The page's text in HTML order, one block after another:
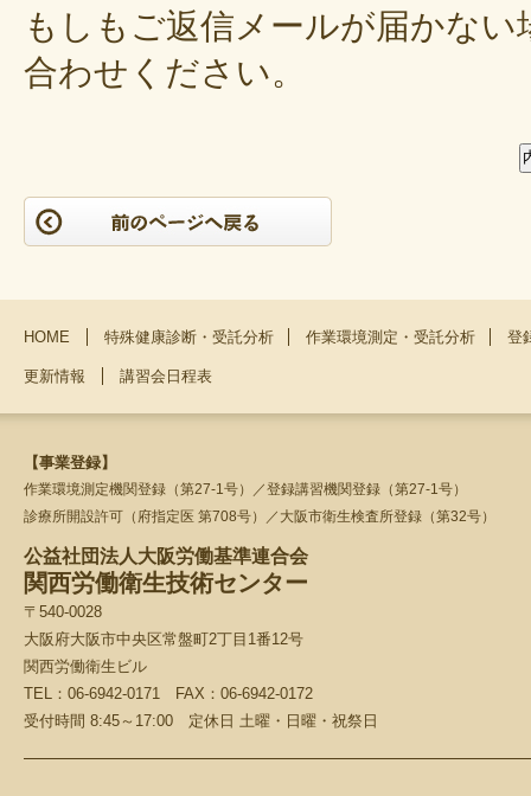
もしもご返信メールが届かな
合わせください。
HOME 特殊健康診断・受託分析 作業環境測定・受託分析 登
更新情報 講習会日程表
【事業登録】
作業環境測定機関登録（第27-1号）／登録講習機関登録（第27-1号）
診療所開設許可（府指定医 第708号）／大阪市衛生検査所登録（第32号）
公益社団法人大阪労働基準連合会
関西労働衛生技術センター
〒540-0028
大阪府大阪市中央区常盤町2丁目1番12号
関西労働衛生ビル
TEL：06-6942-0171 FAX：06-6942-0172
受付時間 8:45～17:00 定休日 土曜・日曜・祝祭日